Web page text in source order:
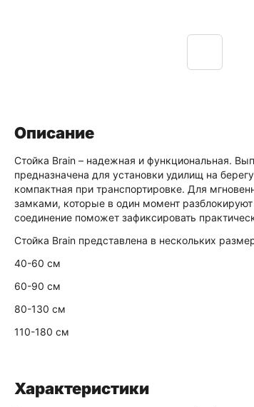
Описание
Стойка Brain – надежная и функциональная.
предназначена для установки удилищ на
компактная при транспортировке. Для
замками, которые в один момент
соединение поможет зафиксировать
Стойка Brain представлена в нескольких
40-60 см
60-90 см
80-130 см
110-180 см
Характеристики